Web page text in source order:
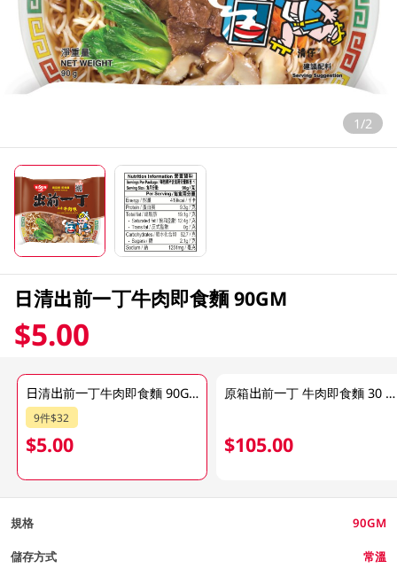
1/2
日清出前一丁牛肉即食麵 90GM
$5.00
日清出前一丁牛肉即食麵 90GM
9件$32
$5.00
原箱出前一丁 牛肉即食麵 30 X 90GM
$105.00
規格 90GM
儲存方式 常溫